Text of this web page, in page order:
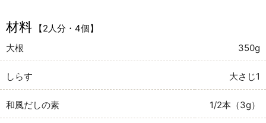
材料
【2人分・4個】
大根
350g
しらす 大さじ1
和風だしの素 1/2本（3g）